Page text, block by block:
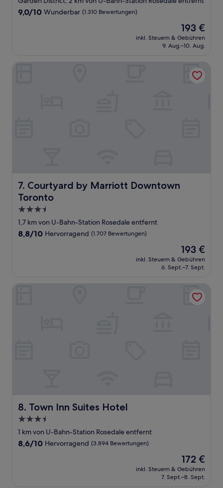
Unterkunft
9.0
9,0/10 Wunderbar (1.310 Bewertungen)
Der
Preis
beträgt
193 €
inkl. Steuern & Gebühren
9. Aug.–10. Aug.
7. Courtyard by Marriott Downtown
Toronto
Courtyard by Marriott Downtown Toronto
3.5-
Sterne-
Unterkunft
1,7 km von U-Bahn-Station Rosedale entfernt
8.8
8,8/10 Hervorragend (1.707 Bewertungen)
Der
Preis
beträgt
193 €
inkl. Steuern & Gebühren
6. Sept.–7. Sept.
8. Town Inn Suites Hotel
Town Inn Suites Hotel
3.5-
Sterne-
Unterkunft
1 km von U-Bahn-Station Rosedale entfernt
8.6
8,6/10 Hervorragend (3.894 Bewertungen)
Der
Preis
beträgt
172 €
inkl. Steuern & Gebühren
7. Sept.–8. Sept.